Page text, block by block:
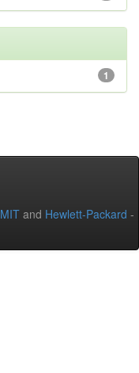
1
MIT and Hewlett-Packard -